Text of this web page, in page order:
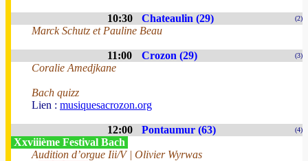
10:30 Chateaulin (29) (2)
Marck Schutz et Pauline Beau
11:00 Crozon (29) (3)
Coralie Amedjkane
Bach quizz
Lien : musiquesacrozon.org
12:00 Pontaumur (63) (4)
Xxviiième Festival Bach
Audition d’orgue Iii/V | Olivier Wyrwas